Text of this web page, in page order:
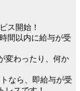
ス開始！
間以内に給与が受
変わったり、何か
なら、即給与が受